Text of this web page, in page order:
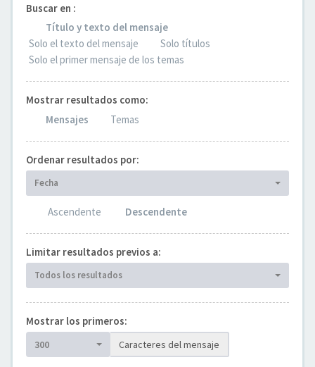
Buscar en :
Título y texto del mensaje
Solo el texto del mensaje
Solo títulos
Solo el primer mensaje de los temas
Mostrar resultados como:
Mensajes
Temas
Ordenar resultados por:
Fecha
Ascendente Descendente
Limitar resultados previos a:
Todos los resultados
Mostrar los primeros:
300 Caracteres del mensaje